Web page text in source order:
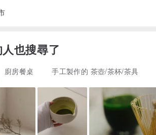
也搜尋了
廚房餐桌 手工製作的 茶壺/茶杯/茶具